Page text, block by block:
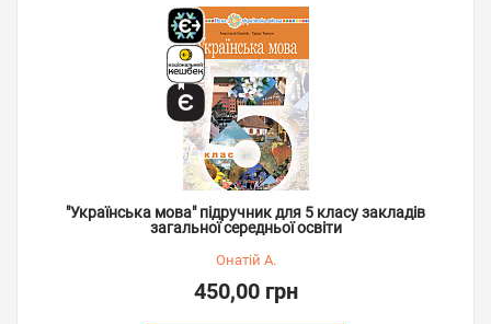
"Українська мова" підручник для 5 класу закладів
загальної середньої освіти
Онатій А.
450,00 грн